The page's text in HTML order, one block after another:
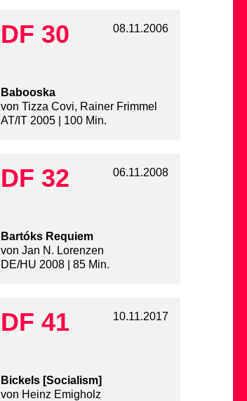
DF 30 08.11.2006
Babooska
von Tizza Covi, Rainer Frimmel
AT/IT 2005 | 100 Min.
DF 32 06.11.2008
Bartóks Requiem
von Jan N. Lorenzen
DE/HU 2008 | 85 Min.
DF 41 10.11.2017
Bickels [Socialism]
von Heinz Emigholz